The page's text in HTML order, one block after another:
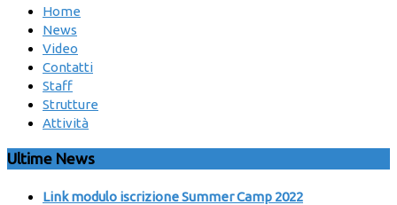
Home
News
Video
Contatti
Staff
Strutture
Attività
Ultime News
Link modulo iscrizione Summer Camp 2022